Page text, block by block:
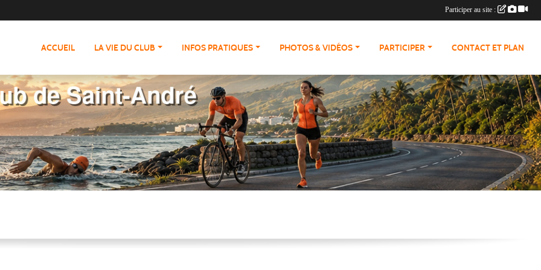
ACCUEIL LA VIE DU CLUB INFOS PRATIQUES PHOTOS & VIDÉOS PARTICIPER CONTACT ET PLAN
Participer au site :